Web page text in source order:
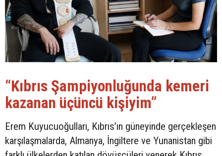
“Kıbrıs Şampiyonluğunda kemeri
kazanan üçüncü kişiyim”
Erem Kuyucuoğulları, Kıbrıs’ın güneyinde gerçekleşen
karşılaşmalarda, Almanya, İngiltere ve Yunanistan gibi